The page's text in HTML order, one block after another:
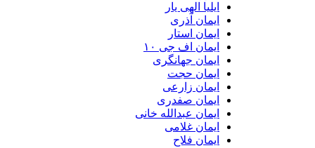
ایلیا الهی یار
ایمان آذری
ایمان استار
ایمان اف جی ۱۰
ایمان جهانگری
ایمان حجت
ایمان زارعی
ایمان صفدری
ایمان عبدالله خانی
ایمان غلامی
ایمان فلاح